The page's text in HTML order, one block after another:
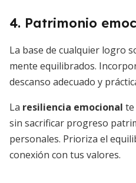
4. Patrimonio
La base de cualquier logro
mente equilibrados.
descanso adecuado y
La resiliencia emocional
sin sacrificar progreso
personales. Prioriza el
conexión con tus valores.